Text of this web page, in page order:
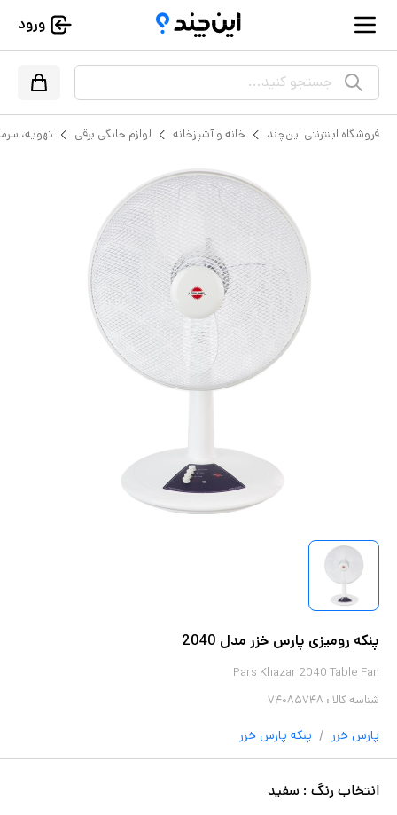
ورود
جستجو کنید...
فروشگاه اینترنتی این‌چند خانه و آشپزخانه لوازم خانگی برقی تهویه،
پنکه رومیزی پارس خزر مدل 2040
Pars Khazar 2040 Table Fan
شناسه کالا : ۷۴۰۸۵۷۴۸
پارس خزر / پنکه پارس خزر
انتخابرنگ : سفید